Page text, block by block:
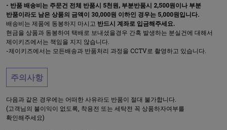
- 반품 배송비는 주문건 전체 반품시 5천원, 부분반품시 2,500원이나 부분
반품이라도 남은 상품의 금액이 30,000원 이하인 경우는 5,000원입니다.
배송비는 제품에 동봉하지 마시고 반드시 계좌로 입금해주세요.
현금을 상품과 동봉하여 택배로 보내셨을경우 간혹 발생하는 분실건에 대해서
제이키즈에서는 책임을 지지 않습니다.
-제이키즈에서는 모든배송과 반품처리 과정을 CCTV로 촬영하고 있습니다.
주의사항
다음과 같은 경우에는 어떠한 사유라도 반품이 절대 불가합니다.
(고객님의 불이익이 없도록, 착용전 또는 세탁전 꼭 상품하자여부를
확인해주세요)